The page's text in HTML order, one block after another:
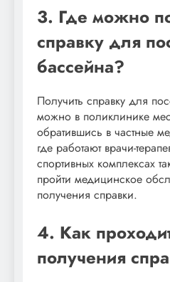
3. Где можно
справку для
бассейна?
Получить справку для
можно в поликлинике
обратившись в частные
где работают врачи-
спортивных комплексах
пройти медицинское
получения справки.
4. Как
получения